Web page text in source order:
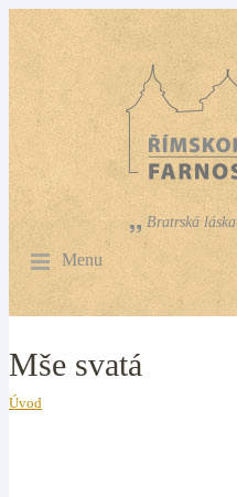
Bratrská
Menu
Mše svatá
Úvod